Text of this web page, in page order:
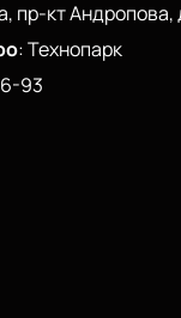
пр-кт Андропова,
:Технопарк
93